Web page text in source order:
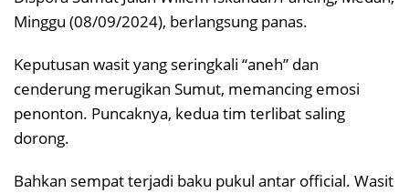
Minggu (08/09/2024), berlangsung panas.
Keputusan wasit yang seringkali “aneh” dan
cenderung merugikan Sumut, memancing emosi
penonton. Puncaknya, kedua tim terlibat saling
dorong.
Bahkan sempat terjadi baku pukul antar official. Wasit